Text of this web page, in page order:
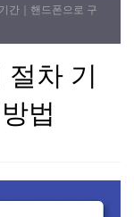
간｜핸드폰으로 구
차 기
법